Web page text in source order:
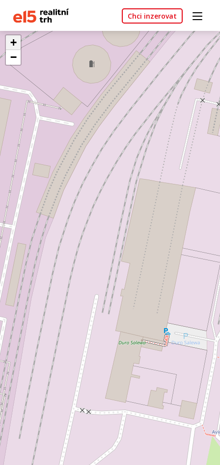
Chci inzerovat
+
−